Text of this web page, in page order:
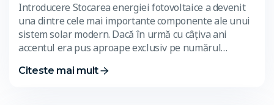
Introducere Stocarea energiei fotovoltaice a devenit
una dintre cele mai importante componente ale unui
sistem solar modern. Dacă în urmă cu câțiva ani
accentul era pus aproape exclusiv pe numărul…
Citeste mai mult